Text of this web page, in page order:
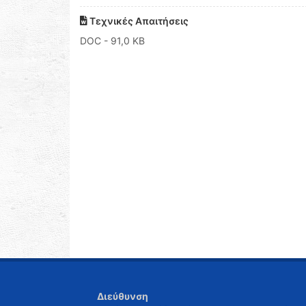
Τεχνικές Απαιτήσεις
DOC - 91,0 KB
Διεύθυνση